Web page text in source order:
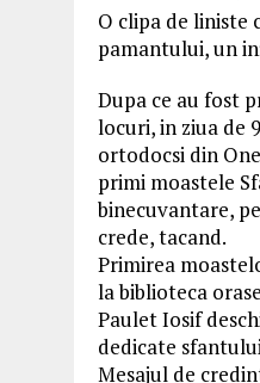
O clipa de liniste
pamantului, un
Dupa ce au fost
locuri, in ziua de
ortodocsi din
primi moastele
binecuvantare,
crede, tacand.
Primirea
la biblioteca
Paulet Iosif
dedicate
Mesajul de